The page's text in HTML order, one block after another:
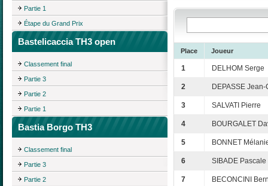
Partie 1
Étape du Grand Prix
Bastelicaccia TH3 open
Classement final
Partie 3
Partie 2
Partie 1
Bastia Borgo TH3
Classement final
Partie 3
Partie 2
Place Joueur
1 DELHOM Serge
2 DEPASSE
3 SALVATI Pierre
4 BOURGALET
5 BONNET
6 SIBADE Pascale
7 BECONCINI